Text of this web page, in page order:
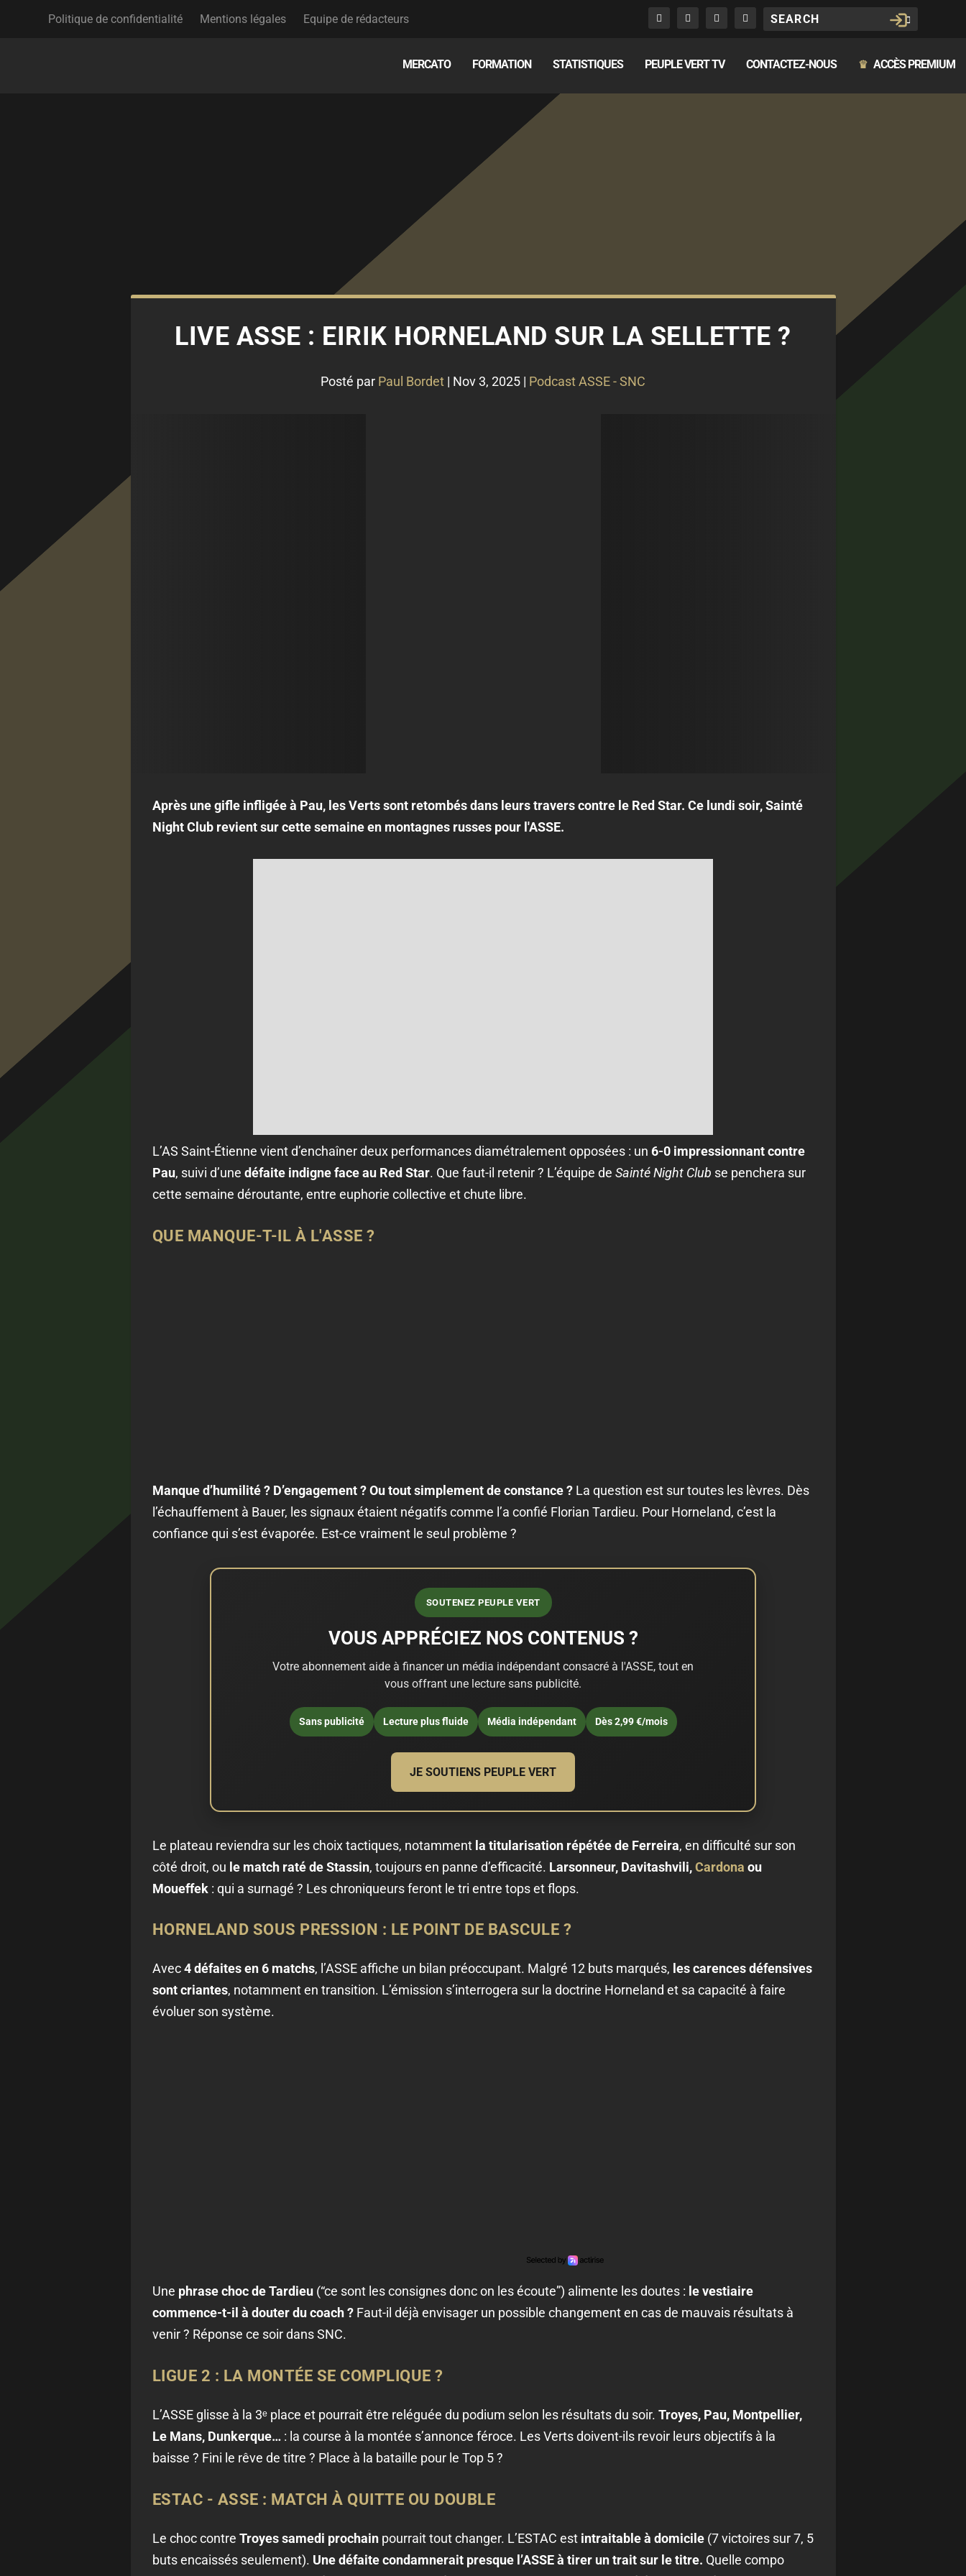
Politique de confidentialité Mentions légales Equipe de rédacteurs
MERCATO FORMATION STATISTIQUES PEUPLE VERT TV CONTACTEZ-NOUS ♛ ACCÈS PREMIUM
LIVE ASSE : EIRIK HORNELAND SUR LA SELLETTE ?
Posté par Paul Bordet | Nov 3, 2025 | Podcast ASSE - SNC
Après une gifle infligée à Pau, les Verts sont retombés dans leurs travers contre le Red Star. Ce lundi soir, Sainté
Night Club revient sur cette semaine en montagnes russes pour l'ASSE.
L’AS Saint-Étienne vient d’enchaîner deux performances diamétralement opposées : un 6-0 impressionnant contre
Pau, suivi d’une défaite indigne face au Red Star. Que faut-il retenir ? L’équipe de Sainté Night Club se penchera sur
cette semaine déroutante, entre euphorie collective et chute libre.
QUE MANQUE-T-IL À L'ASSE ?
Manque d’humilité ? D’engagement ? Ou tout simplement de constance ?La question est sur toutes les lèvres. Dès
l’échauffement à Bauer, les signaux étaient négatifs comme l’a confié Florian Tardieu. Pour Horneland, c’est la
confiance qui s’est évaporée. Est-ce vraiment le seul problème ?
SOUTENEZ PEUPLE VERT
VOUS APPRÉCIEZ NOS CONTENUS ?
Votre abonnement aide à financer un média indépendant consacré à l'ASSE, tout en
vous offrant une lecture sans publicité.
Sans publicité Lecture plus fluide Média indépendant Dès 2,99 €/mois
JE SOUTIENS PEUPLE VERT
Le plateau reviendra sur les choix tactiques, notamment la titularisation répétée de Ferreira, en difficulté sur son
côté droit, ou le match raté de Stassin, toujours en panne d’efficacité. Larsonneur, Davitashvili,Cardona ou
Moueffek: qui a surnagé ? Les chroniqueurs feront le tri entre tops et flops.
HORNELAND SOUS PRESSION : LE POINT DE BASCULE ?
Avec4 défaites en 6 matchs, l’ASSE affiche un bilan préoccupant. Malgré 12 buts marqués, les carences défensives
sont criantes, notamment en transition. L’émission s’interrogera sur la doctrine Horneland et sa capacité à faire
évoluer son système.
Une phrase choc de Tardieu(“ce sont les consignes donc on les écoute”) alimente les doutes : le vestiaire
commence-t-il à douter du coach ?Faut-il déjà envisager un possible changement en cas de mauvais résultats à
venir ? Réponse ce soir dans SNC.
LIGUE 2 : LA MONTÉE SE COMPLIQUE ?
L’ASSE glisse à la 3ᵉ place et pourrait être reléguée du podium selon les résultats du soir. Troyes, Pau, Montpellier,
Le Mans, Dunkerque…: la course à la montée s’annonce féroce. Les Verts doivent-ils revoir leurs objectifs à la
baisse ? Fini le rêve de titre ? Place à la bataille pour le Top 5 ?
ESTAC - ASSE : MATCH À QUITTE OU DOUBLE
Le choc contre Troyes samedi prochainpourrait tout changer. L’ESTAC est intraitable à domicile(7 victoires sur 7, 5
buts encaissés seulement). Une défaite condamnerait presque l’ASSE à tirer un trait sur le titre. Quelle compo